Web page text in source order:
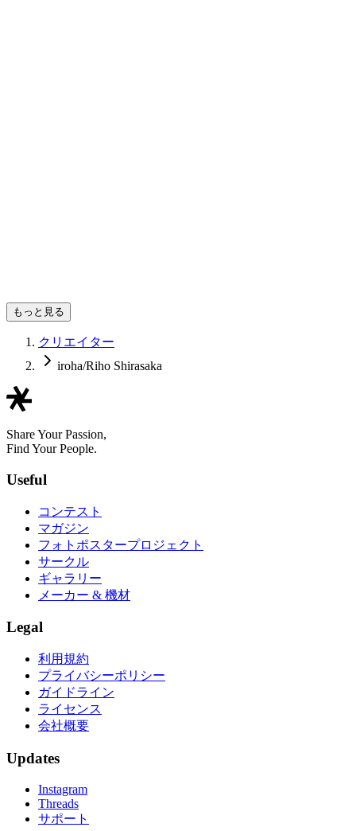
もっと見る
クリエイター
iroha/Riho Shirasaka
Share Your Passion,
Find Your People.
Useful
コンテスト
マガジン
フォトポスタープロジェクト
サークル
ギャラリー
メーカー & 機材
Legal
利用規約
プライバシーポリシー
ガイドライン
ライセンス
会社概要
Updates
Instagram
Threads
サポート